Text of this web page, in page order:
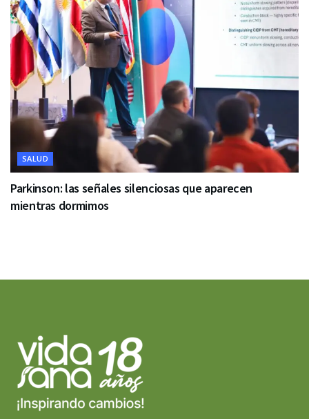
SALUD
Parkinson: las señales silenciosas que aparecen
mientras dormimos